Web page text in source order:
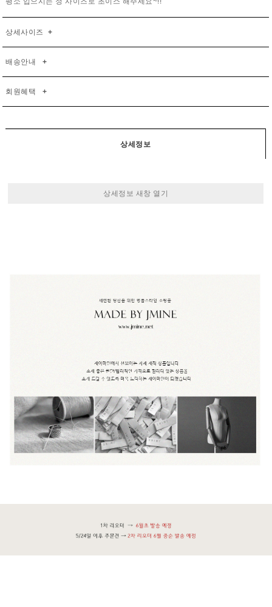
상세사이즈 +
배송안내 +
회원혜택 +
상세정보
상세정보 새창 열기